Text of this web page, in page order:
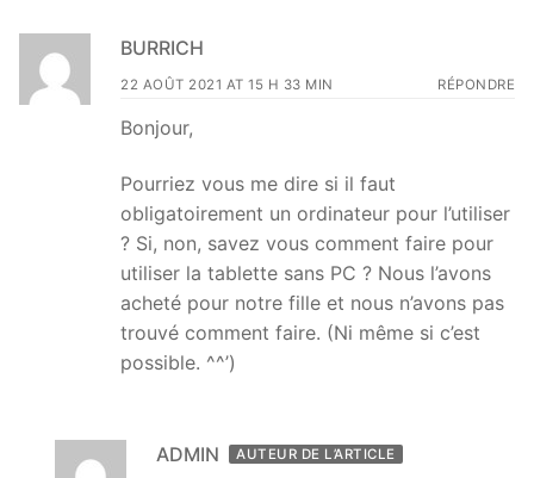
BURRICH
22 AOÛT 2021 AT 15 H 33 MIN RÉPONDRE
Bonjour,
Pourriez vous me dire si il faut
obligatoirement un ordinateur pour l’utiliser
? Si, non, savez vous comment faire pour
utiliser la tablette sans PC ? Nous l’avons
acheté pour notre fille et nous n’avons pas
trouvé comment faire. (Ni même si c’est
possible. ^^’)
ADMIN AUTEUR DE L’ARTICLE